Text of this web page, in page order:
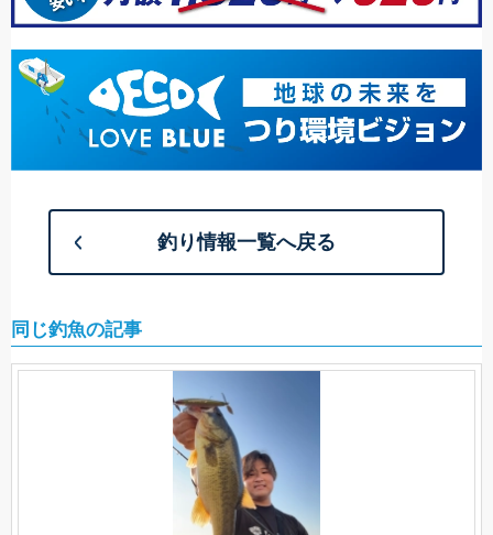
釣り情報一覧へ戻る
同じ釣魚の記事